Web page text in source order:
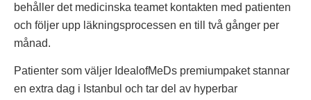
behåller det medicinska teamet kontakten med patienten
och följer upp läkningsprocessen en till två gånger per
månad.
Patienter som väljer IdealofMeDs premiumpaket stannar
en extra dag i Istanbul och tar del av hyperbar